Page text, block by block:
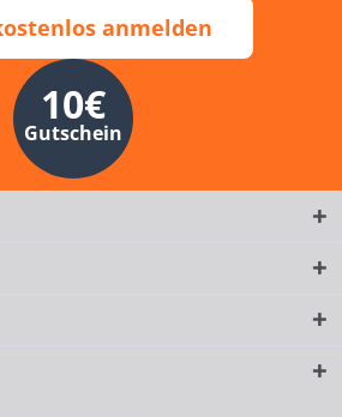
anmelden
10€
Gutschein